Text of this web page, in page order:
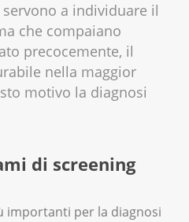
a individuare il
che compaiano
precocemente, il
nella maggior
motivo la diagnosi
di screening
importanti per la diagnosi